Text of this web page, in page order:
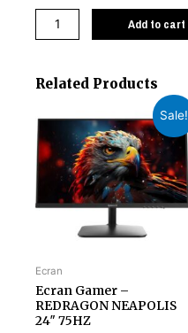
Add to cart
Related Products
Sale!
Ecran
Ecran Gamer –
REDRAGON NEAPOLIS
24″ 75HZ